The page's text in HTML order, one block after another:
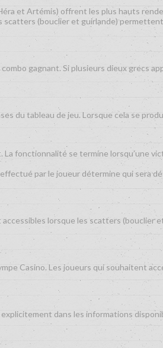
et Artémis) offrent les plus hauts
scatters (bouclier et guirlande)
gagnant. Si plusieurs dieux grecs
du tableau de jeu. Lorsque cela se
fonctionnalité se termine lorsqu’une
par le joueur détermine qui sera
lorsque les scatters (bouclier
Casino. Les joueurs qui souhaitent
dans les informations